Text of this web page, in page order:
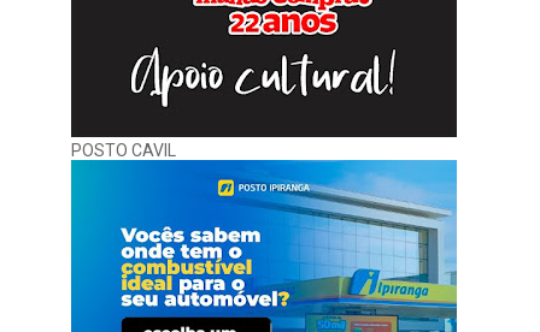
POSTO CAVIL